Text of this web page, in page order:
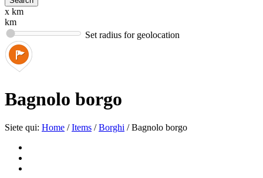
x km
km
Set radius for geolocation
Bagnolo borgo
Siete qui: Home / Items / Borghi / Bagnolo borgo